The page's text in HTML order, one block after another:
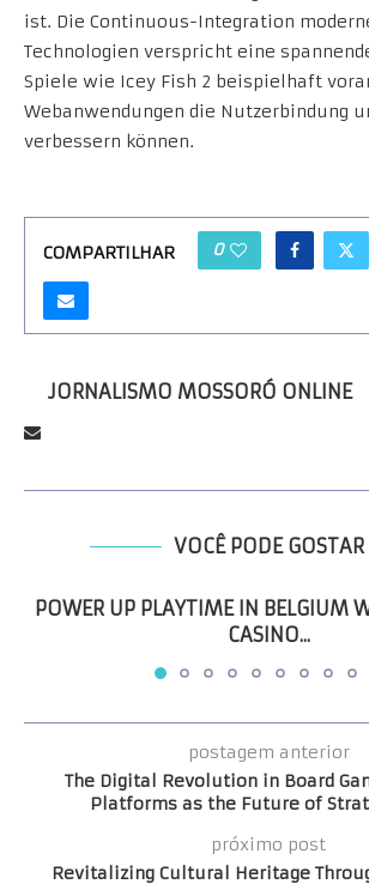
ist. Die Continuous-Integration
Technologien verspricht eine
Spiele wie Icey Fish 2 beispielhaft
Webanwendungen die Nutzerbindung
verbessern können.
COMPARTILHAR 0
JORNALISMO MOSSORÓ ONLINE
VOCÊ PODE GOSTAR
POWER UP PLAYTIME IN BELGIUM
CASINO...
postagem anterior
The Digital Revolution in Board
Platforms as the Future of
próximo post
Revitalizing Cultural Heritage